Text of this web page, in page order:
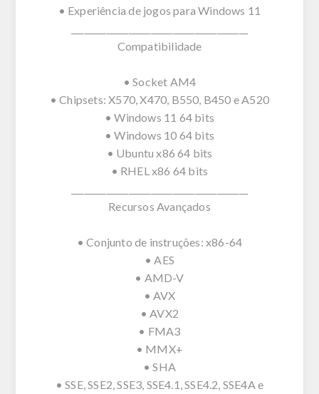
• Experiência de jogos para Windows 11
Compatibilidade
• Socket AM4
• Chipsets: X570, X470, B550, B450 e A520
• Windows 11 64 bits
• Windows 10 64 bits
• Ubuntu x86 64 bits
• RHEL x86 64 bits
Recursos Avançados
• Conjunto de instruções: x86-64
• AES
• AMD-V
• AVX
• AVX2
• FMA3
• MMX+
• SHA
• SSE, SSE2, SSE3, SSE4.1, SSE4.2, SSE4A e